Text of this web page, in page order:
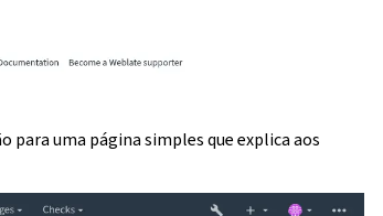
para uma página simples que explica aos